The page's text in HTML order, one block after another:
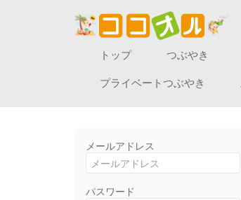
トップ つぶやき
プライベートつぶやき
メールアドレス
パスワード